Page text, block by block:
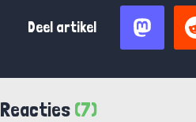
Deel artikel
Reacties (7)